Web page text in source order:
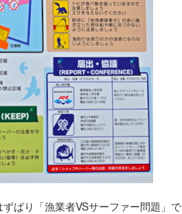
ばり「漁業者VSサーファー問題」で